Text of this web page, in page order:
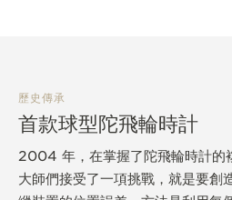
歷史傳承
首款球型陀飛輪時計
2004 年，在掌握了陀飛輪時計的
大師們接受了一項挑戰，就是要創